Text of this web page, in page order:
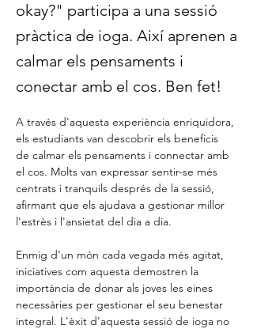
okay?" participa a una sessió
pràctica de ioga. Així aprenen a
calmar els pensaments i
conectar amb el cos. Ben fet!
A través d'aquesta experiència enriquidora,
els estudiants van descobrir els beneficis
de calmar els pensaments i connectar amb
el cos. Molts van expressar sentir-se més
centrats i tranquils després de la sessió,
afirmant que els ajudava a gestionar millor
l'estrès i l'ansietat del dia a dia.
Enmig d'un món cada vegada més agitat,
iniciatives com aquesta demostren la
importància de donar als joves les eines
necessàries per gestionar el seu benestar
integral. L'èxit d'aquesta sessió de ioga no